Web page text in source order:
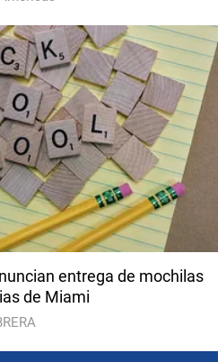
entrega de mochilas
de Miami